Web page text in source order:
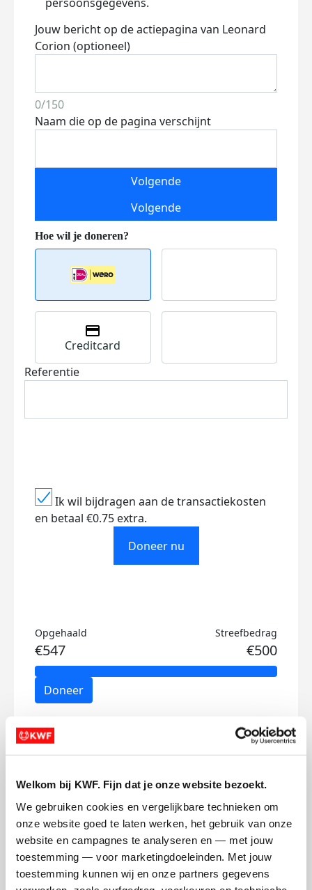
Welkom bij KWF. Fijn dat je onze website bezoekt.
We gebruiken cookies en vergelijkbare technieken om
onze website goed te laten werken, het gebruik van onze
website en campagnes te analyseren en — met jouw
toestemming — voor marketingdoeleinden. Met jouw
toestemming kunnen wij en onze partners gegevens
Jouw bericht op de actiepagina van Leonard
Corion (optioneel)
0/150
Naam die op de pagina verschijnt
Volgende
Volgende
Creditcard
Referentie
Ik wil bijdragen aan de transactiekosten
en betaal €0.75 extra.
Doneer nu
Opgehaald
€547
Streefbedrag
€500
Doneer